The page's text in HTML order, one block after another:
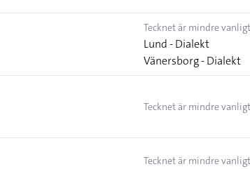
Tecknet är mindre vanligt
Lund - Dialekt
Vänersborg - Dialekt
Tecknet är mindre vanligt
Tecknet är mindre vanligt